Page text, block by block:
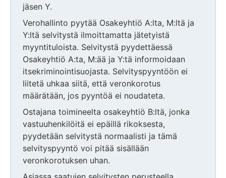
jäsen Y.
Verohallinto pyytää Osakeyhtiö A:lta, M:ltä ja
Y:ltä selvitystä ilmoittamatta jätetyistä
myyntituloista. Selvitystä pyydettäessä
Osakeyhtiö A:ta, M:ää ja Y:tä informoidaan
itsekriminointisuojasta. Selvityspyyntöön ei
liitetä uhkaa siitä, että veronkorotus
määrätään, jos pyyntöä ei noudateta.
Ostajana toimineelta osakeyhtiö B:ltä, jonka
vastuuhenkilöitä ei epäillä rikoksesta,
pyydetään selvitystä normaalisti ja tämä
selvityspyyntö voi pitää sisällään
veronkorotuksen uhan.